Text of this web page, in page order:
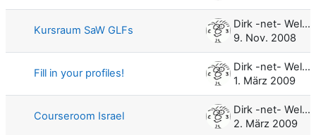
Kursraum SaW GLFs
Dirk -net- Weller
9. Nov. 2008
Fill in your profiles!
Dirk -net- Weller
1. März 2009
Courseroom Israel
Dirk -net- Weller
2. März 2009